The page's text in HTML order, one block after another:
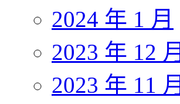
2024 年 1 月
2023 年 12 月
2023 年 11 月